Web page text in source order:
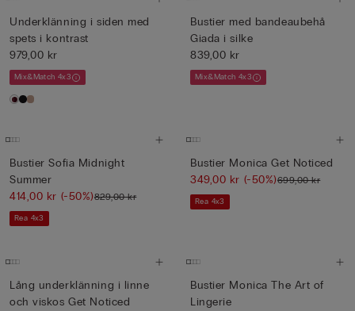
Underklänning i siden med
spets i kontrast
979,00 kr
Mix&Match 4x3
Bustier med bandeaubehå
Giada i silke
839,00 kr
Mix&Match 4x3
Bustier Sofia Midnight
Summer
414,00 kr (-50%)829,00 kr
Rea 4x3
Bustier Monica Get Noticed
349,00 kr (-50%)699,00 kr
Rea 4x3
Lång underklänning i linne
och viskos Get Noticed
Bustier Monica The Art of
Lingerie